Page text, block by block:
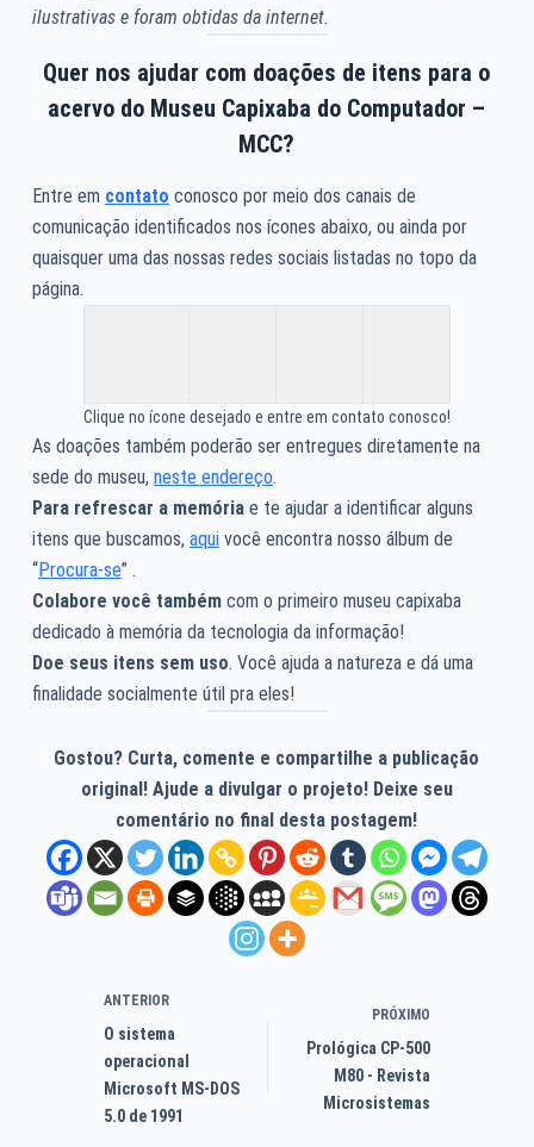
ilustrativas e foram obtidas da internet.
Quer nos ajudar com doações de itens para o
acervo do Museu Capixaba do Computador –
MCC?
Entre em contato conosco por meio dos canais de
comunicação identificados nos ícones abaixo, ou ainda por
quaisquer uma das nossas redes sociais listadas no topo da
página.
Clique no ícone desejado e entre em contato conosco!
As doações também poderão ser entregues diretamente na
sede do museu, neste endereço.
Para refrescar a memóriae te ajudar a identificar alguns
itens que buscamos, aquivocê encontra nosso álbum de
“Procura-se” .
Colabore você tambémcom o primeiro museu capixaba
dedicado à memória da tecnologia da informação!
Doe seus itens sem uso. Você ajuda a natureza e dá uma
finalidade socialmente útil pra eles!
Gostou? Curta, comente e compartilhe a publicação
original! Ajude a divulgar o projeto! Deixe seu
comentário no final desta postagem!
ANTERIOR
O sistema
operacional
Microsoft MS-DOS
5.0 de 1991
PRÓXIMO
Prológica CP-500
M80 - Revista
Microsistemas